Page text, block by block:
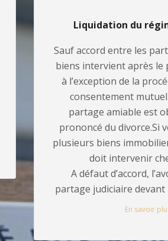
Liquidation du
Sauf accord entre les
biens intervient après le
à l’exception de la
consentement
partage amiable est
prononcé du divorce.Si
plusieurs biens
doit intervenir
A défaut d’accord,
partage judiciaire
En savoir